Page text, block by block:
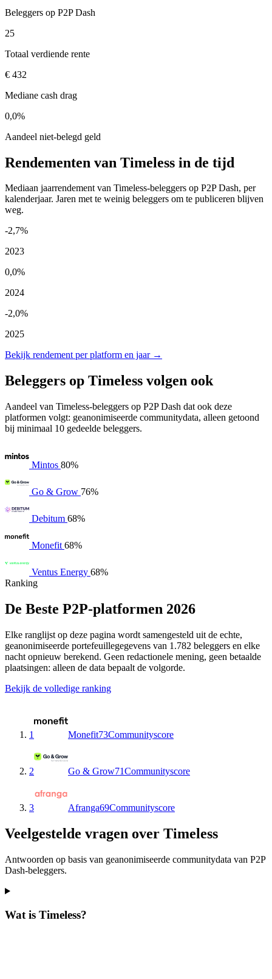
Beleggers op P2P Dash
25
Totaal verdiende rente
€ 432
Mediane cash drag
0,0%
Aandeel niet-belegd geld
Rendementen van Timeless in de tijd
Mediaan jaarrendement van Timeless-beleggers op P2P Dash, per
kalenderjaar. Jaren met te weinig beleggers om te publiceren blijven
weg.
-2,7%
2023
0,0%
2024
-2,0%
2025
Bekijk rendement per platform en jaar →
Beleggers op Timeless volgen ook
Aandeel van Timeless-beleggers op P2P Dash dat ook deze
platformen volgt: geanonimiseerde communitydata, alleen getoond
bij minimaal 10 gedeelde beleggers.
Mintos 80%
Go & Grow 76%
Debitum 68%
Monefit 68%
Ventus Energy 68%
Ranking
De Beste P2P-platformen 2026
Elke ranglijst op deze pagina wordt samengesteld uit de echte,
geanonimiseerde portefeuillegegevens van 1.782 beleggers en elke
nacht opnieuw berekend. Geen redactionele mening, geen betaalde
plaatsingen: alleen de data bepaalt de volgorde.
Bekijk de volledige ranking
1 Monefit73Communityscore
2 Go & Grow71Communityscore
3 Afranga69Communityscore
Veelgestelde vragen over Timeless
Antwoorden op basis van geanonimiseerde communitydata van P2P
Dash-beleggers.
Wat is Timeless?